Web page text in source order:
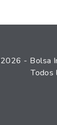
2026 - Bolsa
Todos